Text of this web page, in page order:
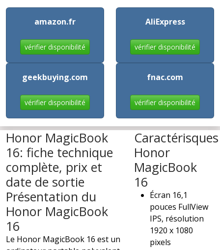
amazon.fr
vérifier disponibilité
AliExpress
vérifier disponibilité
geekbuying.com
vérifier disponibilité
fnac.com
vérifier disponibilité
Honor MagicBook
16: fiche technique
complète, prix et
date de sortie
Présentation du
Honor MagicBook
16
Le Honor MagicBook 16 est un
Caractérisques
Honor
MagicBook
16
Écran 16,1
pouces FullView
IPS, résolution
1920 x 1080
pixels